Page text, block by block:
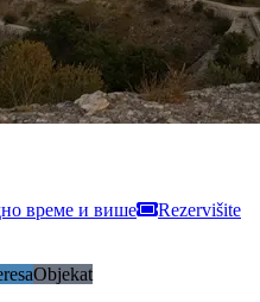
време и више
Rezervišite
Objekat